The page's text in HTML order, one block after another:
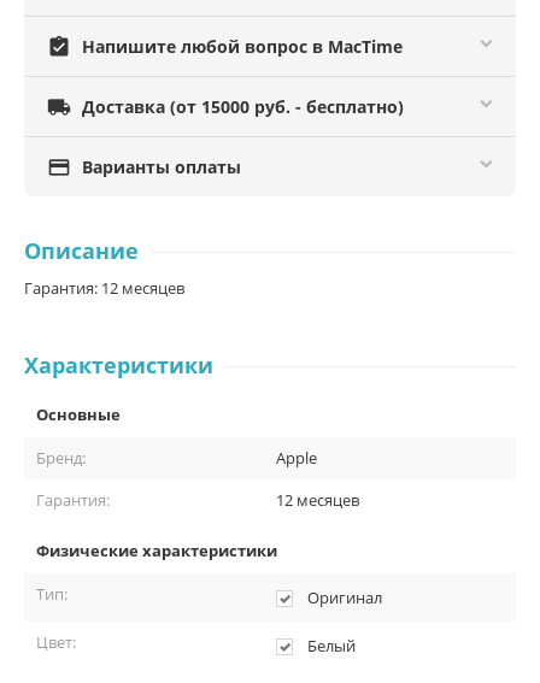
assignment_turned_in Напишите любой вопрос в MacTime
 Доставка (от 15000 руб. - бесплатно)
 Варианты оплаты
Описание
Гарантия: 12 месяцев
Характеристики
Основные
Бренд:
Apple
Гарантия:
12 месяцев
Физические характеристики
Тип:
Оригинал
Цвет: Белый